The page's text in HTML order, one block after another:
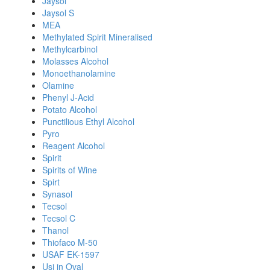
Jaysol S
MEA
Methylated Spirit Mineralised
Methylcarbinol
Molasses Alcohol
Monoethanolamine
Olamine
Phenyl J-Acid
Potato Alcohol
Punctilious Ethyl Alcohol
Pyro
Reagent Alcohol
Spirit
Spirits of Wine
Spirt
Synasol
Tecsol
Tecsol C
Thanol
Thiofaco M-50
USAF EK-1597
Usi in Oval